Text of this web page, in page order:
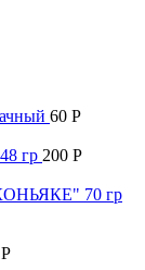
60 Р
гр 200 Р
70 гр
Р